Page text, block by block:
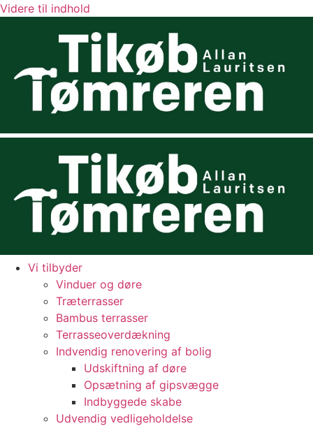
Videre til indhold
Vi tilbyder
Vinduer og døre
Træterrasser
Bambus terrasser
Terrasseoverdækning
Indvendig renovering af bolig
Udskiftning af døre
Opsætning af gipsvægge
Indbyggede skabe
Udvendig vedligeholdelse